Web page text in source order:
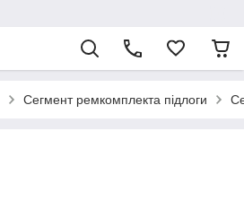
Сегмент ремкомплекта підлоги